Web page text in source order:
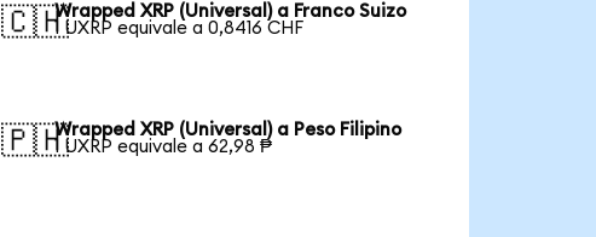
🇨🇭Wrapped XRP (Universal) a Franco Suizo
1 UXRP equivale a 0,8416 CHF
🇵🇭Wrapped XRP (Universal) a Peso Filipino
1 UXRP equivale a 62,98 ₱